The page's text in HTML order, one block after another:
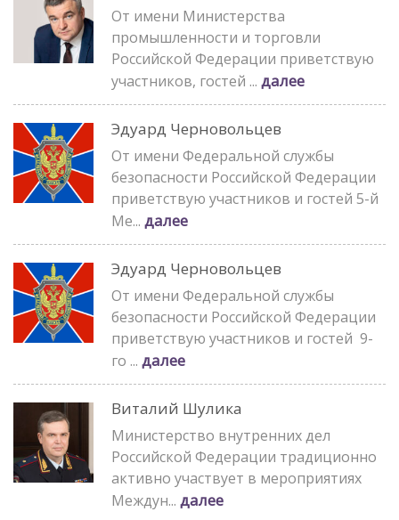
От имени Министерства
промышленности и торговли
Российской Федерации приветствую
участников, гостей ... далее
Эдуард Черновольцев
От имени Федеральной службы
безопасности Российской Федерации
приветствую участников и гостей 5-й
Ме... далее
Эдуард Черновольцев
От имени Федеральной службы
безопасности Российской Федерации
приветствую участников и гостей 9-
го ... далее
Виталий Шулика
Министерство внутренних дел
Российской Федерации традиционно
активно участвует в мероприятиях
Междун... далее